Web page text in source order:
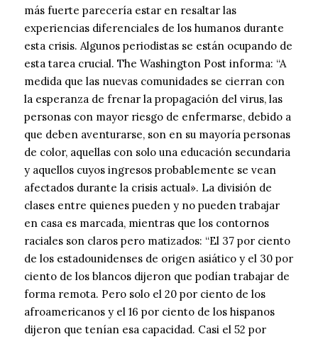
más fuerte parecería estar en resaltar las
experiencias diferenciales de los humanos durante
esta crisis. Algunos periodistas se están ocupando de
esta tarea crucial. The Washington Post informa: “A
medida que las nuevas comunidades se cierran con
la esperanza de frenar la propagación del virus, las
personas con mayor riesgo de enfermarse, debido a
que deben aventurarse, son en su mayoría personas
de color, aquellas con solo una educación secundaria
y aquellos cuyos ingresos probablemente se vean
afectados durante la crisis actual». La división de
clases entre quienes pueden y no pueden trabajar
en casa es marcada, mientras que los contornos
raciales son claros pero matizados: “El 37 por ciento
de los estadounidenses de origen asiático y el 30 por
ciento de los blancos dijeron que podían trabajar de
forma remota. Pero solo el 20 por ciento de los
afroamericanos y el 16 por ciento de los hispanos
dijeron que tenían esa capacidad. Casi el 52 por